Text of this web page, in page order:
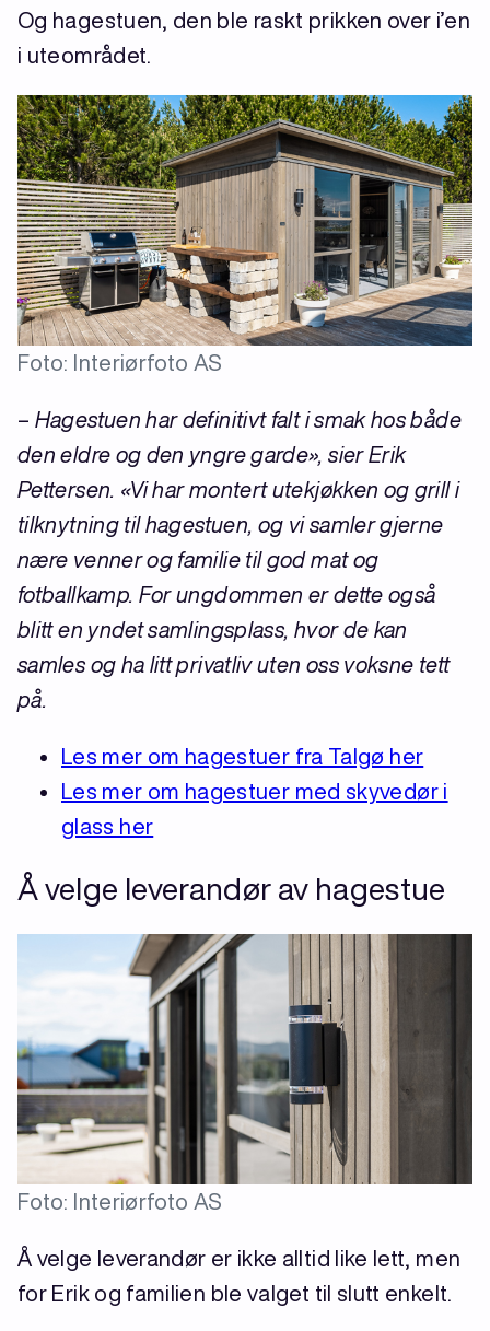
Og hagestuen, den ble raskt prikken over i’en
i uteområdet.
Foto: Interiørfoto AS
– Hagestuen har definitivt falt i smak hos både
den eldre og den yngre garde», sier Erik
Pettersen. «Vi har montert utekjøkken og grill i
tilknytning til hagestuen, og vi samler gjerne
nære venner og familie til god mat og
fotballkamp. For ungdommen er dette også
blitt en yndet samlingsplass, hvor de kan
samles og ha litt privatliv uten oss voksne tett
på.
Les mer om hagestuer fra Talgø her
Les mer om hagestuer med skyvedør i
glass her
Å velge leverandør av hagestue
Foto: Interiørfoto AS
Å velge leverandør er ikke alltid like lett, men
for Erik og familien ble valget til slutt enkelt.